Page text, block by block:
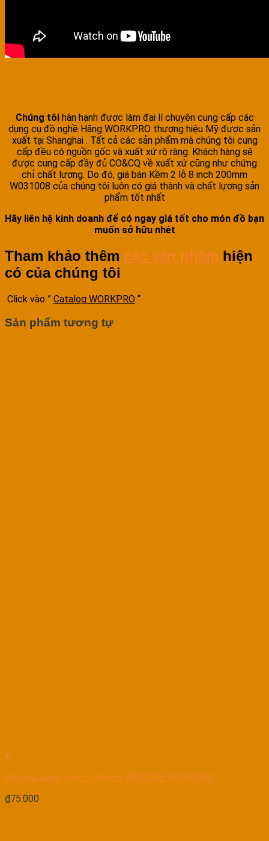
Chúng tôi hân hạnh được làm đại lí chuyên cung cấp các
dụng cụ đồ nghề Hãng WORKPRO thương hiệu Mỹ được sản
xuất tại Shanghai . Tất cả các sản phẩm mà chúng tôi cung
cấp đều có nguồn gốc và xuất xứ rõ ràng. Khách hàng sẽ
được cung cấp đầy đủ CO&CQ về xuất xứ cũng như chứng
chỉ chất lượng. Do đó, giá bán Kềm 2 lỗ 8 inch 200mm
W031008 của chúng tôi luôn có giá thành và chất lựơng sản
phẩm tốt nhất
Hãy liên hệ kinh doanh để có ngay giá tốt cho món đồ bạn
muốn sở hữu nhét
Tham khảo thêm các sản phẩm hiện
có của chúng tôi
Click vào ” Catalog WORKPRO “
Sản phẩm tương tự
+
Kìm mũi bằng 6 inch 160mm W031005 WORKPRO
₫75.000